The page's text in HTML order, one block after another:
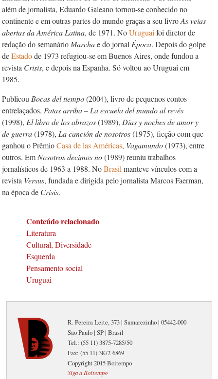
além de jornalista, Eduardo Galeano tornou-se conhecido no
continente e em outras partes do mundo graças a seu livroAs veias
abertas da América Latina, de 1971. NoUruguai foi diretor de
redação do semanário Marchae do jornal Época. Depois do golpe
deEstadode 1973 refugiou-se em Buenos Aires, onde fundou a
revista Crisis, e depois na Espanha. Só voltou ao Uruguai em
1985.
Publicou Bocas del tiempo(2004), livro de pequenos contos
entrelaçados, Patas arriba – La escuela del mundo al revés
(1998), El libro de los abrazos(1989), Días y noches de amor y
de guerra(1978), La canción de nosotros(1975), ficção com que
ganhou o PrêmioCasa de las Américas, Vagamundo(1973), entre
outros. Em Nosotros decimos no(1989) reuniu trabalhos
jornalísticos de 1963 a 1988. NoBrasil manteve vínculos com a
revista Versus, fundada e dirigida pelo jornalista Marcos Faerman,
na época de Crisis.
Conteúdo relacionado
Literatura
Cultural, Diversidade
Esquerda
Pensamento social
Uruguai
R. Pereira Leite, 373 | Sumarezinho | 05442-000
São Paulo | SP | Brasil
Tel.: (55 11) 3875-7285/50
Fax: (55 11) 3872-6869
Copyright 2015 Boitempo
Siga a Boitempo